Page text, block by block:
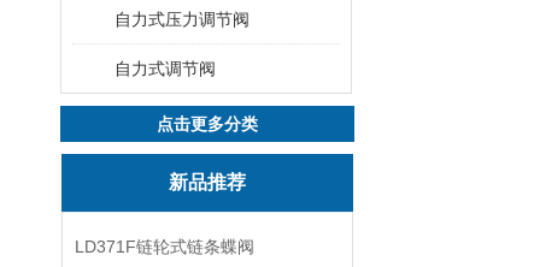
自力式压力调节阀
自力式调节阀
点击更多分类
新品推荐
LD371F链轮式链条蝶阀